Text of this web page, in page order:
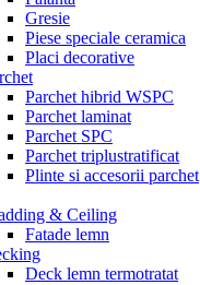
Gresie
Piese speciale ceramica
Placi decorative
Parchet hibrid WSPC
Parchet laminat
Parchet SPC
Parchet triplustratificat
Plinte si accesorii parchet
& Ceiling
Fatade lemn
Deck lemn termotratat